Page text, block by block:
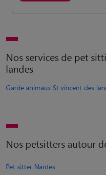
Nos services de pet
landes
Garde animaux St vincent des
Nos petsitters autour
Pet sitter Nantes